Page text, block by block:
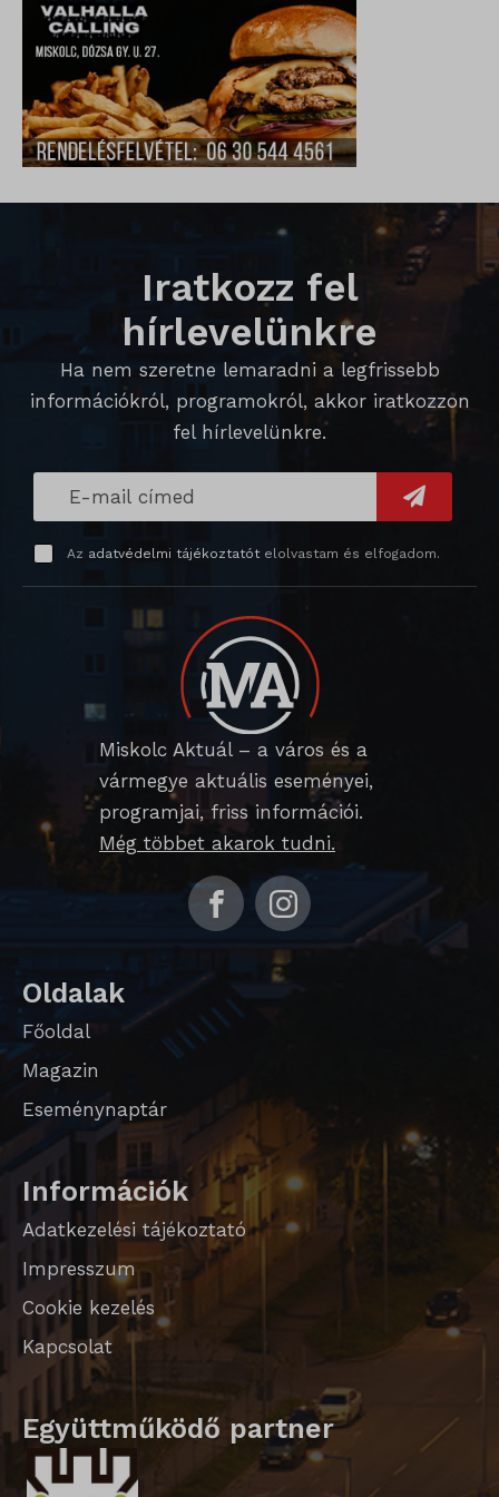
Iratkozz fel
hírlevelünkre
Ha nem szeretne lemaradni a legfrissebb
információkról, programokról, akkor iratkozzon
fel hírlevelünkre.
Az adatvédelmi tájékoztatótelolvastam és elfogadom.
Miskolc Aktuál – a város és a
vármegye aktuális eseményei,
programjai, friss információi.
Még többet akarok tudni.
Oldalak
Főoldal
Magazin
Eseménynaptár
Információk
Adatkezelési tájékoztató
Impresszum
Cookie kezelés
Kapcsolat
Együttműködő partner
wp-settings-time-*
mhcookie
_gid
mp_*_mixpanel
strack_tracking_code
_qimei_fingerprint
_qimei_i_3
chatbase_anon_id
cookieyes-consent
domain
litespeed_qc_hide_banner
perf_*
SameSite
SL_G_WPT_TO
SL_GWPT_Show_Hide_tmp
SL_wptGlobTipTmp
SLO_G_WPT_TO
SLO_GWPT_Show_Hide_tmp
SLO_wptGlobTipTmp